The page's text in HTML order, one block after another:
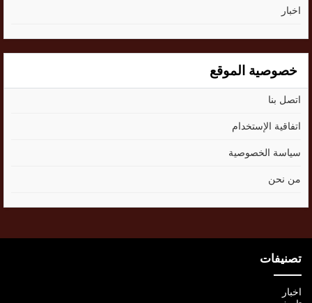
اخبار
خصوصية الموقع
اتصل بنا
اتفاقية الإستخدام
سياسة الخصوصية
من نحن
تصنيفات
اخبار